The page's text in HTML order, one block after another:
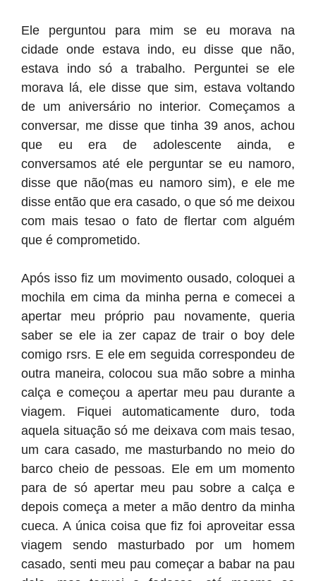
Ele perguntou para mim se eu morava na
cidade onde estava indo, eu disse que não,
estava indo só a trabalho. Perguntei se ele
morava lá, ele disse que sim, estava voltando
de um aniversário no interior. Começamos a
conversar, me disse que tinha 39 anos, achou
que eu era de adolescente ainda, e
conversamos até ele perguntar se eu namoro,
disse que não(mas eu namoro sim), e ele me
disse então que era casado, o que só me deixou
com mais tesao o fato de flertar com alguém
que é comprometido.
Após isso fiz um movimento ousado, coloquei a
mochila em cima da minha perna e comecei a
apertar meu próprio pau novamente, queria
saber se ele ia zer capaz de trair o boy dele
comigo rsrs. E ele em seguida correspondeu de
outra maneira, colocou sua mão sobre a minha
calça e começou a apertar meu pau durante a
viagem. Fiquei automaticamente duro, toda
aquela situação só me deixava com mais tesao,
um cara casado, me masturbando no meio do
barco cheio de pessoas. Ele em um momento
para de só apertar meu pau sobre a calça e
depois começa a meter a mão dentro da minha
cueca. A única coisa que fiz foi aproveitar essa
viagem sendo masturbado por um homem
casado, senti meu pau começar a babar na pau